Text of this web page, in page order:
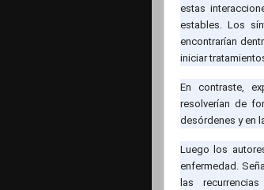
estas
estables. Los
encontrarían
iniciar
En contraste,
resolverían de
desórdenes y en
Luego los
enfermedad.
las